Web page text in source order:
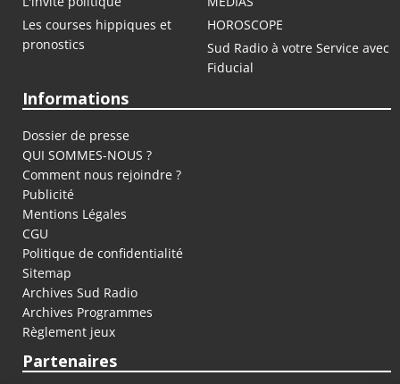
Les courses hippiques et
pronostics
HOROSCOPE
Sud Radio à votre Service avec
Fiducial
Informations
Dossier de presse
QUI SOMMES-NOUS ?
Comment nous rejoindre ?
Publicité
Mentions Légales
CGU
Politique de confidentialité
Sitemap
Archives Sud Radio
Archives Programmes
Règlement jeux
Partenaires